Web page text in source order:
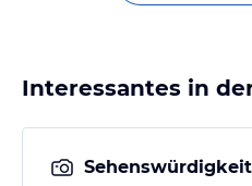
Interessantes in